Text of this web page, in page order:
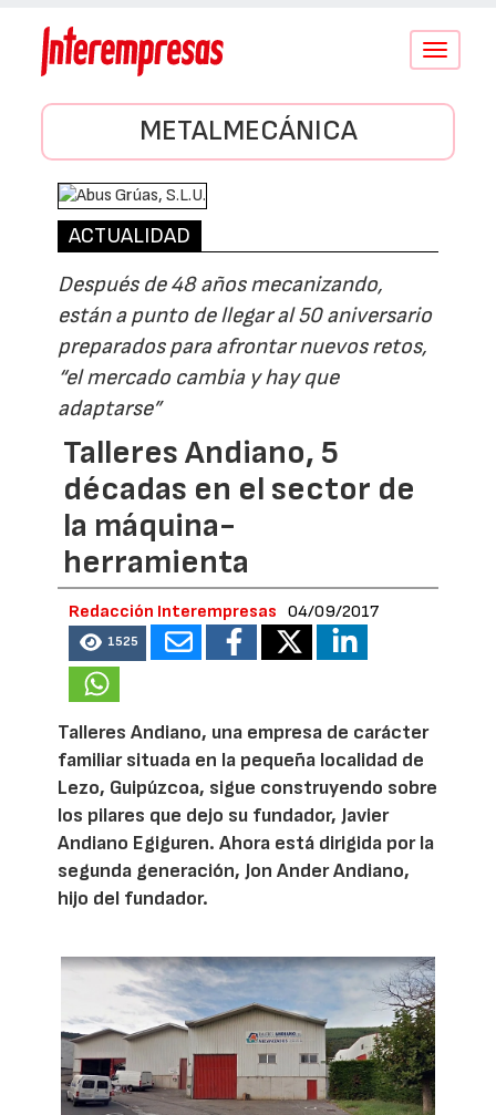
Conmutar
METALMECÁNICA
ACTUALIDAD
Después de 48 años mecanizando,
están a punto de llegar al 50 aniversario
preparados para afrontar nuevos retos,
“el mercado cambia y hay que
adaptarse”
Talleres Andiano, 5
décadas en el sector de
la máquina-
herramienta
Redacción Interempresas 04/09/2017
1525
Talleres Andiano, una empresa de carácter
familiar situada en la pequeña localidad de
Lezo, Guipúzcoa, sigue construyendo sobre
los pilares que dejo su fundador, Javier
Andiano Egiguren. Ahora está dirigida por la
segunda generación, Jon Ander Andiano,
hijo del fundador.